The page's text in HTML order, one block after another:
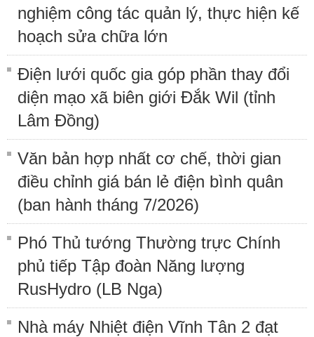
nghiệm công tác quản lý, thực hiện kế
hoạch sửa chữa lớn
Điện lưới quốc gia góp phần thay đổi
diện mạo xã biên giới Đắk Wil (tỉnh
Lâm Đồng)
Văn bản hợp nhất cơ chế, thời gian
điều chỉnh giá bán lẻ điện bình quân
(ban hành tháng 7/2026)
Phó Thủ tướng Thường trực Chính
phủ tiếp Tập đoàn Năng lượng
RusHydro (LB Nga)
Nhà máy Nhiệt điện Vĩnh Tân 2 đạt